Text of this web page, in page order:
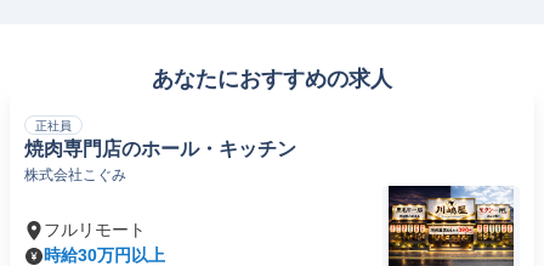
あなたにおすすめの求人
正社員
焼肉専門店のホール・キッチン
株式会社こぐみ
フルリモート
時給30万円以上